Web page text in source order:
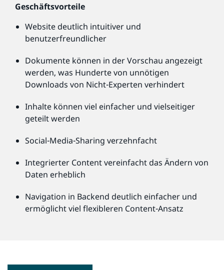
Geschäftsvorteile
Website deutlich intuitiver und
benutzerfreundlicher
Dokumente können in der Vorschau angezeigt
werden, was Hunderte von unnötigen
Downloads von Nicht-Experten verhindert
Inhalte können viel einfacher und vielseitiger
geteilt werden
Social-Media-Sharing verzehnfacht
Integrierter Content vereinfacht das Ändern von
Daten erheblich
Navigation in Backend deutlich einfacher und
ermöglicht viel flexibleren Content-Ansatz